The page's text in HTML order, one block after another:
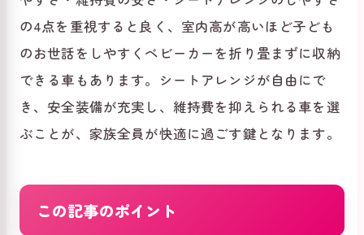
の4点を重視すると良く、室内高が高いほど子ども
のお世話をしやすくベビーカーを折り畳まずに収納
できる車もあります。シートアレンジが自由にで
き、安全装備が充実し、維持費を抑えられる車を選
ぶことが、家族全員が快適に過ごす鍵となります。
この記事のポイント